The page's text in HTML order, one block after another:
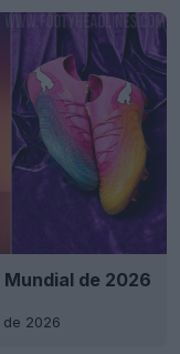
de 2026
de 2026